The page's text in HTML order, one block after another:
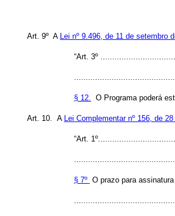
Art. 9º A Lei nº 9.496, de 11 de setembro
“Art. 3º
§ 12. O Programa poderá
Art. 10. A Lei Complementar nº 156, de
“Art.
§ 7º O prazo para